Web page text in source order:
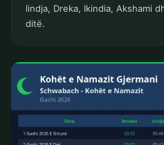
lindja, Dreka, Ikindia, Akshami
ditë.